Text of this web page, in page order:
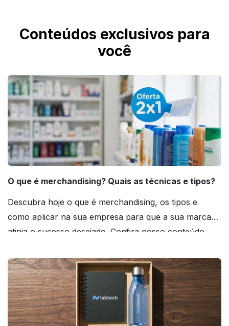
Conteúdos exclusivos para
você
O que é merchandising? Quais as técnicas e tipos?
Descubra hoje o que é merchandising, os tipos e
como aplicar na sua empresa para que a sua marca
atinja o sucesso desejado. Confira nosso conteúdo